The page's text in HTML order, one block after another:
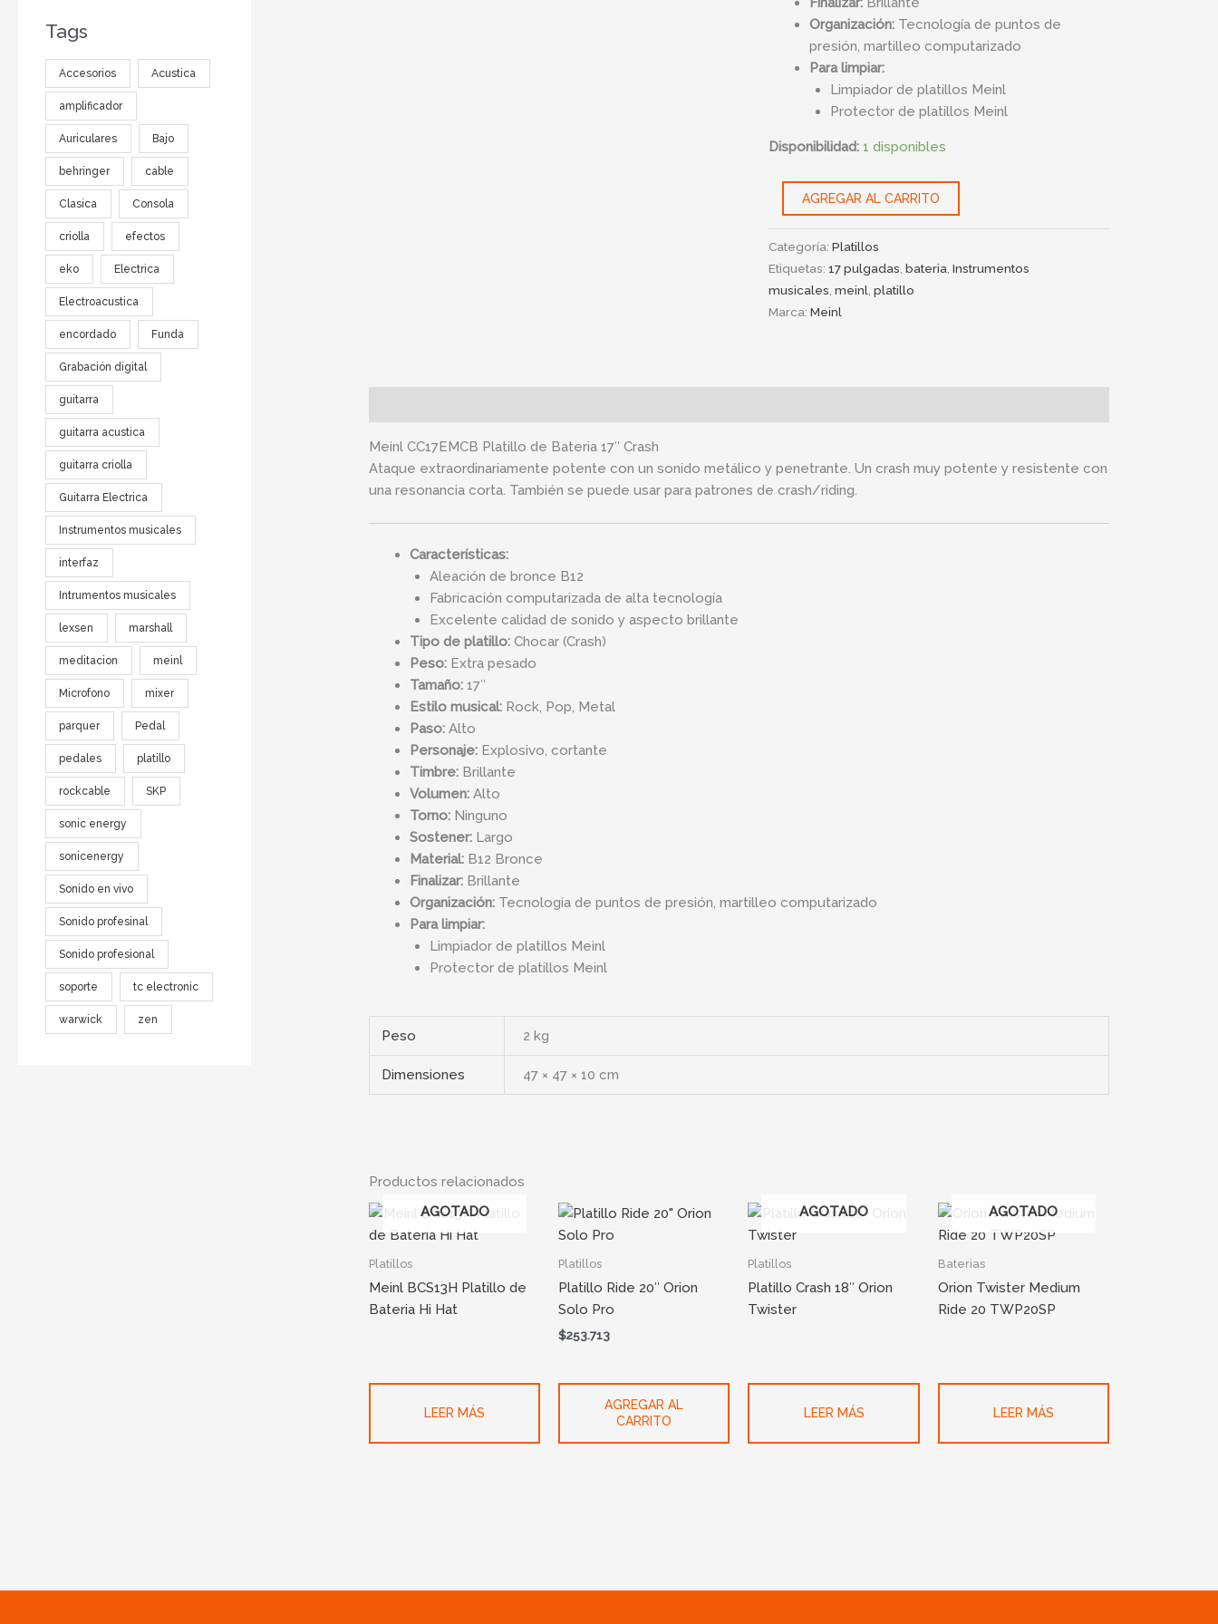
Tags
Accesorios Acustica
amplificador
Auriculares Bajo
behringer cable
Clasica Consola
criolla efectos
eko Electrica
Electroacustica
encordado Funda
Grabación digital
guitarra
guitarra acustica
guitarra criolla
Guitarra Electrica
Instrumentos musicales
interfaz
Intrumentos musicales
lexsen marshall
meditacion meinl
Microfono mixer
parquer Pedal
pedales platillo
rockcable SKP
sonic energy
sonicenergy
Sonido en vivo
Sonido profesinal
Sonido profesional
soporte tc electronic
warwick zen
Organización: Tecnología de puntos de
presión, martilleo computarizado
Para limpiar:
Limpiador de platillos Meinl
Protector de platillos Meinl
Disponibilidad: 1 disponibles
AGREGAR AL CARRITO
Categoría:Platillos
Etiquetas:17 pulgadas ,bateria ,Instrumentos
musicales ,meinl ,platillo
Marca:Meinl
Meinl CC17EMCB Platillo de Bateria 17″ Crash
Ataque extraordinariamente potente con un sonido metálico y penetrante. Un crash muy potente y resistente con
una resonancia corta. También se puede usar para patrones de crash/riding.
Características:
Aleación de bronce B12
Fabricación computarizada de alta tecnología
Excelente calidad de sonido y aspecto brillante
Tipo de platillo:Chocar (Crash)
Peso:Extra pesado
Tamaño:17″
Estilo musical:Rock, Pop, Metal
Paso:Alto
Personaje:Explosivo, cortante
Timbre:Brillante
Volumen:Alto
Torno:Ninguno
Sostener:Largo
Material:B12 Bronce
Finalizar:Brillante
Organización:Tecnología de puntos de presión, martilleo computarizado
Para limpiar:
Limpiador de platillos Meinl
Protector de platillos Meinl
Peso 2 kg
Dimensiones 47 × 47 × 10 cm
Productos relacionados
AGOTADO
Platillos
Meinl BCS13H Platillo de
Bateria Hi Hat
LEER MÁS
Platillos
Platillo Ride 20″ Orion
Solo Pro
$253.713
AGREGAR AL
CARRITO
AGOTADO
Platillos
Platillo Crash 18″ Orion
Twister
LEER MÁS
AGOTADO
Baterias
Orion Twister Medium
Ride 20 TWP20SP
LEER MÁS